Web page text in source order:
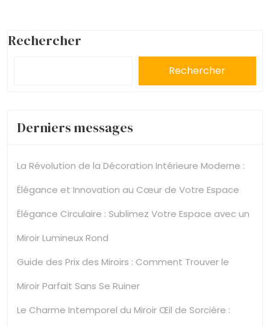
Rechercher
Rechercher
Derniers messages
La Révolution de la Décoration Intérieure Moderne :
Élégance et Innovation au Cœur de Votre Espace
Élégance Circulaire : Sublimez Votre Espace avec un
Miroir Lumineux Rond
Guide des Prix des Miroirs : Comment Trouver le
Miroir Parfait Sans Se Ruiner
Le Charme Intemporel du Miroir Œil de Sorcière :